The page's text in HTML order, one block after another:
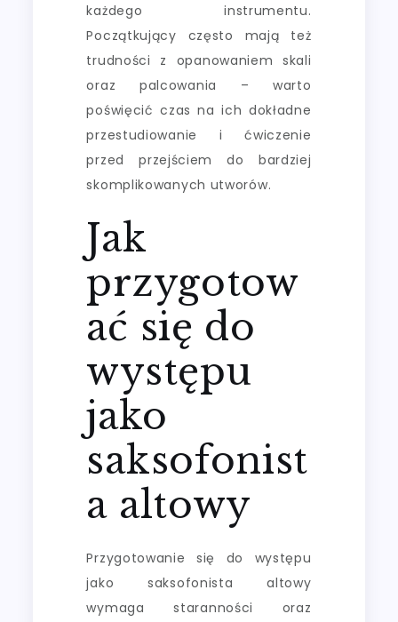
każdego instrumentu.
Początkujący często mają też
trudności z opanowaniem skali
oraz palcowania – warto
poświęcić czas na ich dokładne
przestudiowanie i ćwiczenie
przed przejściem do bardziej
skomplikowanych utworów.
Jak
przygotow
ać się do
występu
jako
saksofonist
a altowy
Przygotowanie się do występu
jako saksofonista altowy
wymaga staranności oraz